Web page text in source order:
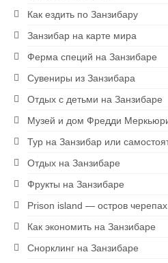
Как ездить по Занзибару
Занзибар на карте мира
Ферма специй на Занзибаре
Сувениры из Занзибара
Отдых с детьми на Занзибаре
Музей и дом Фредди
Тур на Занзибар или
Отдых на Занзибаре
Фрукты на Занзибаре
Prison island — остров черепах
Как экономить на Занзибаре
Снорклинг на Занзибаре